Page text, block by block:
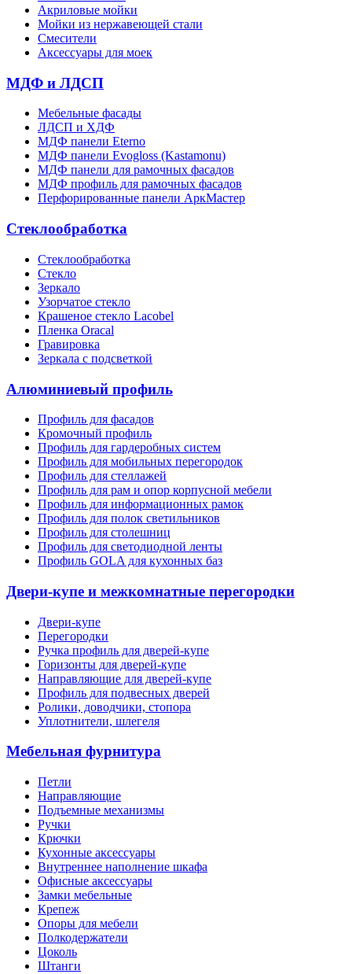
Акриловые мойки
Мойки из нержавеющей стали
Смесители
Аксессуары для моек
МДФ и ЛДСП
Мебельные фасады
ЛДСП и ХДФ
МДФ панели Eterno
МДФ панели Evogloss (Kastamonu)
МДФ панели для рамочных фасадов
МДФ профиль для рамочных фасадов
Перфорированные панели АркМастер
Стеклообработка
Стеклообработка
Стекло
Зеркало
Узорчатое стекло
Крашеное стекло Lacobel
Пленка Oracal
Гравировка
Зеркала с подсветкой
Алюминиевый профиль
Профиль для фасадов
Кромочный профиль
Профиль для гардеробных систем
Профиль для мобильных перегородок
Профиль для стеллажей
Профиль для рам и опор корпусной мебели
Профиль для информационных рамок
Профиль для полок светильников
Профиль для столешниц
Профиль для светодиодной ленты
Профиль GOLA для кухонных баз
Двери-купе и межкомнатные перегородки
Двери-купе
Перегородки
Ручка профиль для дверей-купе
Горизонты для дверей-купе
Направляющие для дверей-купе
Профиль для подвесных дверей
Ролики, доводчики, стопора
Уплотнители, шлегеля
Мебельная фурнитура
Петли
Направляющие
Подъемные механизмы
Ручки
Крючки
Кухонные аксессуары
Внутреннее наполнение шкафа
Офисные аксессуары
Замки мебельные
Крепеж
Опоры для мебели
Полкодержатели
Цоколь
Штанги